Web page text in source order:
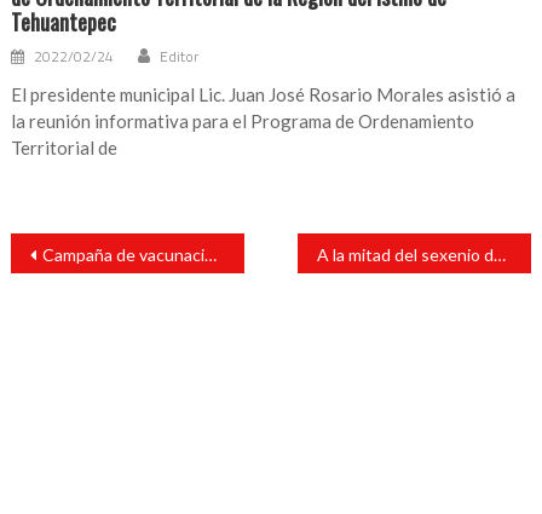
Tehuantepec
2022/02/24 Editor
El presidente municipal Lic. Juan José Rosario Morales asistió a
la reunión informativa para el Programa de Ordenamiento
Territorial de
Navegación
entradas
Campaña de vacunación contra la influenza, a partir del 3 de noviembre: López-Gatell A la mitad del sexenio de AMLO, México rebasa los 100 mil homicidios y feminicidios